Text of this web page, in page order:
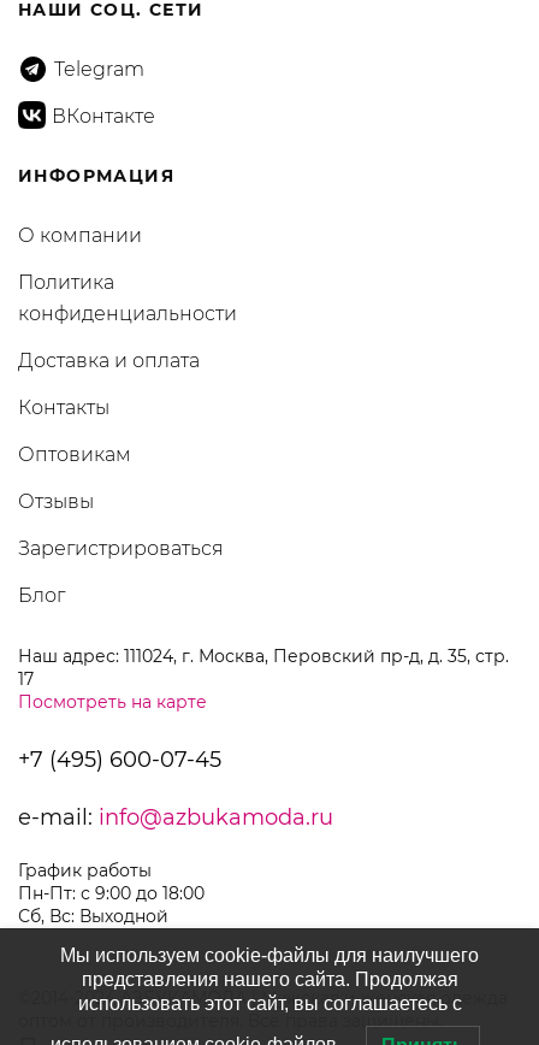
НАШИ СОЦ. СЕТИ
Telegram
ВКонтакте
ИНФОРМАЦИЯ
О компании
Политика
конфиденциальности
Доставка и оплата
Контакты
Оптовикам
Отзывы
Зарегистрироваться
Блог
Наш адрес: 111024, г. Москва, Перовский пр-д, д. 35, стр.
17
Посмотреть на карте
+7 (495) 600-07-45
e-mail: info@azbukamoda.ru
График работы
Пн-Пт: с 9:00 до 18:00
Сб, Вс: Выходной
©2014-2024 АЗБУКАМОДА | Мужская и женская одежда
оптом от производителя. Все права защищены.
Мы используем cookie-файлы для наилучшего
представления нашего сайта. Продолжая
использовать этот сайт, вы соглашаетесь с